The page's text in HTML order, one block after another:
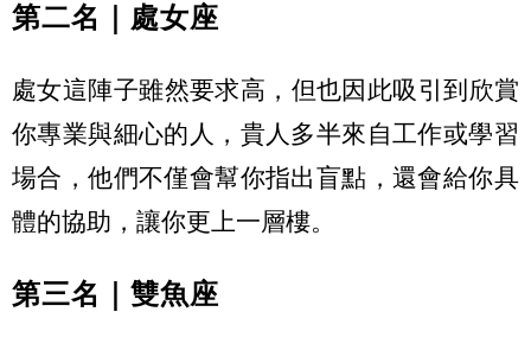
第二名｜處女座
處女這陣子雖然要求高，但也因此吸引到欣賞
你專業與細心的人， 貴人多半來自工作或學習
場合，他們不僅會幫你指出盲點， 還會給你具
體的協助，讓你更上一層樓。
第三名｜雙魚座